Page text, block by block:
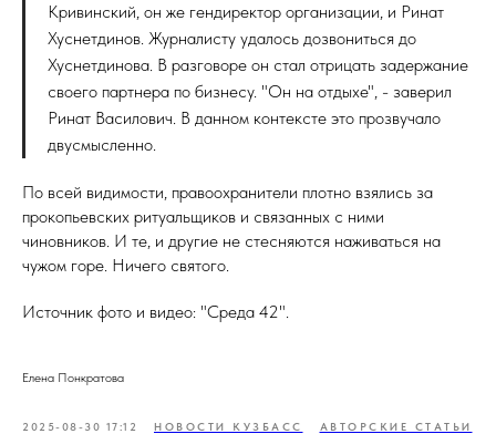
Кривинский, он же гендиректор организации, и Ринат
Хуснетдинов. Журналисту удалось дозвониться до
Хуснетдинова. В разговоре он стал отрицать задержание
своего партнера по бизнесу. "Он на отдыхе", - заверил
Ринат Василович. В данном контексте это прозвучало
двусмысленно.
По всей видимости, правоохранители плотно взялись за
прокопьевских ритуальщиков и связанных с ними
чиновников. И те, и другие не стесняются наживаться на
чужом горе. Ничего святого.
Источник фото и видео: "Среда 42".
Елена Понкратова
2025-08-30 17:12 НОВОСТИ КУЗБАСС АВТОРСКИЕ СТАТЬИ